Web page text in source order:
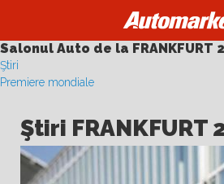
Salonul Auto de la FRANKFURT
Ştiri
Premiere mondiale
Ştiri FRANKFURT